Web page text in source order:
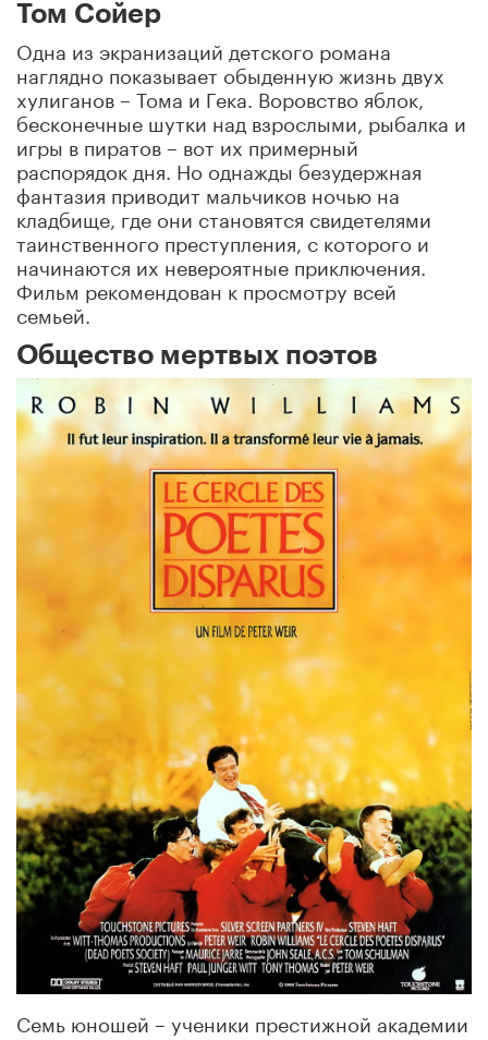
Том Сойер
Одна из экранизаций детского романа
наглядно показывает обыденную жизнь двух
хулиганов – Тома и Гека. Воровство яблок,
бесконечные шутки над взрослыми, рыбалка и
игры в пиратов – вот их примерный
распорядок дня. Но однажды безудержная
фантазия приводит мальчиков ночью на
кладбище, где они становятся свидетелями
таинственного преступления, с которого и
начинаются их невероятные приключения.
Фильм рекомендован к просмотру всей
семьей.
Общество мертвых поэтов
Семь юношей – ученики престижной академии